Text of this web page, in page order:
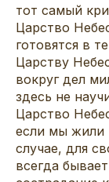
тот самый
Царство
готовятся в
Царству
вокруг дел
здесь не
Царство
если мы жили
случае, для
всегда